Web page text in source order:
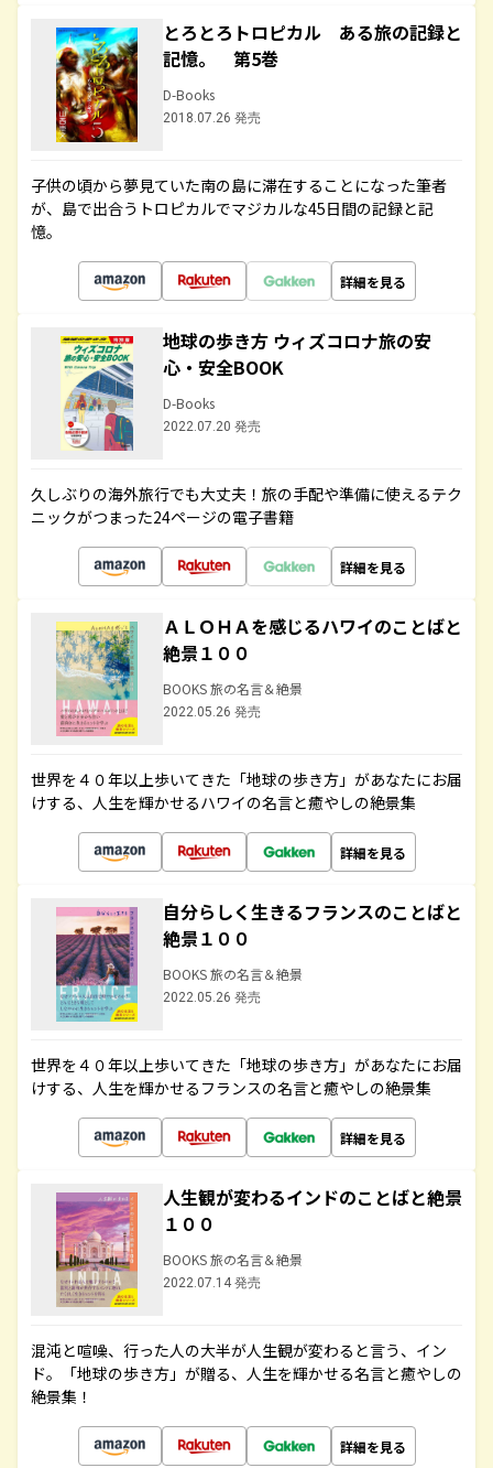
とろとろトロピカル ある旅の記録と
記憶。 第5巻
D-Books
2018.07.26 発売
子供の頃から夢見ていた南の島に滞在することになった筆者
が、島で出合うトロピカルでマジカルな45日間の記録と記
憶。
詳細を見る
地球の歩き方 ウィズコロナ旅の安
心・安全BOOK
D-Books
2022.07.20 発売
久しぶりの海外旅行でも大丈夫！旅の手配や準備に使えるテク
ニックがつまった24ページの電子書籍
詳細を見る
ＡＬＯＨＡを感じるハワイのことばと
絶景１００
BOOKS 旅の名言＆絶景
2022.05.26 発売
世界を４０年以上歩いてきた「地球の歩き方」があなたにお届
けする、人生を輝かせるハワイの名言と癒やしの絶景集
詳細を見る
自分らしく生きるフランスのことばと
絶景１００
BOOKS 旅の名言＆絶景
2022.05.26 発売
世界を４０年以上歩いてきた「地球の歩き方」があなたにお届
けする、人生を輝かせるフランスの名言と癒やしの絶景集
詳細を見る
人生観が変わるインドのことばと絶景
１００
BOOKS 旅の名言＆絶景
2022.07.14 発売
混沌と喧噪、行った人の大半が人生観が変わると言う、イン
ド。「地球の歩き方」が贈る、人生を輝かせる名言と癒やしの
絶景集！
詳細を見る